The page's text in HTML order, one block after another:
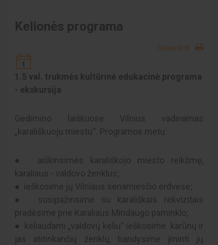
Kelionės programa
Spausdinti
1
1.5 val. trukmės kultūrinė edukacinė programa
- ekskursija
Gedimino laiškuose Vilnius vadinamas
„karališkuoju miestu“. Programos metu:
● aiškinsimės karališkojo miesto reikšmę,
karaliaus - valdovo ženklus;
● ieškosime jų Vilniaus senamiesčio erdvėse;
● susipažinsime su karališkais rekvizitais
pradėsime prie Karaliaus Mindaugo paminklo;
● keliaudami „valdovų keliu“ ieškosime karūnų ir
jas atitinkančių ženklų, bandysime įminti jų